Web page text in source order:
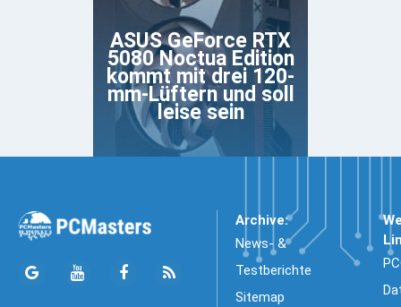
ASUS GeForce RTX
5080 Noctua Edition
kommt mit drei 120-
mm-Lüftern und soll
leise sein
Archive:
News- &
Testberichte
Sitemap